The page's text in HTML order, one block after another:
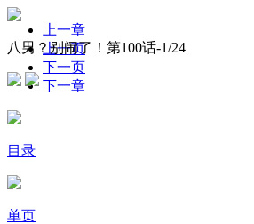
八男？别闹了！第100话-1/24
上一章
上一页
下一页
下一章
目录
单页